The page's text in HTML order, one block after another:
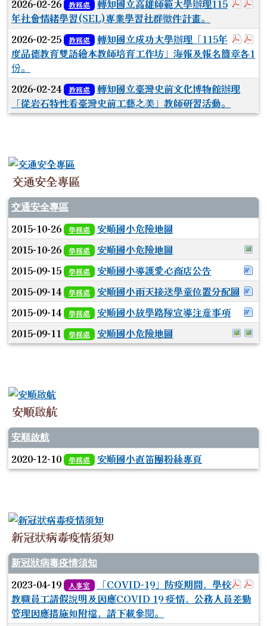
於彈
2026-02-26 教務處
轉知國立高雄師範大學辦理115
年社會情緒學習(SEL)專業學習社群徵件計畫。
於彈
2026-02-25 教務處
轉知國立成功大學辦理「115年
度品德教育雙語繪本教師培育工作坊」海報及報名簡章各1
份。
2026-02-24
教務處
轉知國立臺灣史前文化博物館辦理
「從岩石特性看臺灣史前工藝之美」教師研習活動。
交通安全專區
交通安全專區
2015-10-26 學務處
安順國小危險地圖
2015-10-26 學務處
安順國小危險地圖
2015-09-15 學務處
安順國小導護愛心商店公告
2015-09-14 學務處
安順國小雨天接送學童位置分配圖
2015-09-14 學務處
安順國小放學路隊宣導注意事項
於彈
2015-09-11 學務處 安順國小危險地圖
安順啟航
安順啟航
2020-12-10 學務處 安順國小直笛團粉絲專頁
新冠狀病毒疫情須知
新冠狀病毒疫情須知
於彈
2023-04-19 人事室
「COVID-19」防疫期間，學校
教職員工請假說明及因應COVID 19 疫情，公務人員差勤
管理因應措施如附檔，請下載參閱。